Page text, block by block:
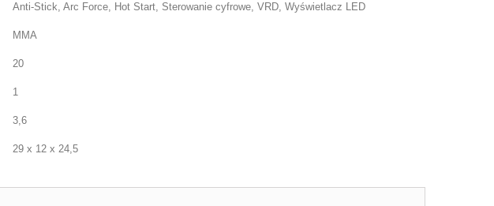
Anti-Stick, Arc Force, Hot Start, Sterowanie cyfrowe, VRD, Wyświetlacz LED
MMA
20
1
3,6
29 x 12 x 24,5